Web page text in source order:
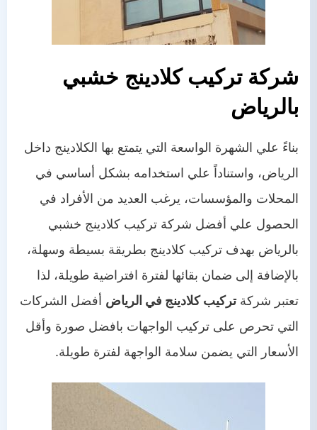
شركة تركيب كلادينج خشبي
بالرياض
بناءً علي الشهرة الواسعة التي يتمتع بها الكلادينج داخل
الرياض، واستناداً علي استخدامه بشكل أساسي في
المحلات والمؤسسات، يرغب العديد من الأفراد في
الحصول علي أفضل شركة تركيب كلادينج خشبي
بالرياض بهدف تركيب كلادينج بطريقة بسيطة وسهلة،
بالإضافة إلى ضمان بقائها لفترة افتراضية طويلة، لذا
تعتبر شركةتركيب كلادينج في الرياض أفضل الشركات
التي تحرص على تركيب الواجهات بافضل صورة وأقل
الأسعار التي يضمن سلامة الواجهة لفترة طويلة.